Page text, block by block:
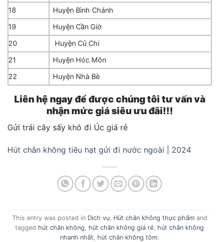
18
Huyện Bình Chánh
19
Huyện Cần Giờ
20
Huyện Củ Chi
21
Huyện Hóc Môn
22
Huyện Nhà Bè
Liên hệ ngay để được chúng tôi tư vấn và
nhận mức giá siêu ưu đãi!!!
Gửi trái cây sấy khô đi Úc giá rẻ
Hút chân không tiêu hạt gửi đi nước ngoài | 2024
This entry was posted in Dịch vụ, Hút chân không thực phẩmand
tagged hút chân không, hút chân không giá rẻ, hút chân không
nhanh nhất, hút chân không tôm.